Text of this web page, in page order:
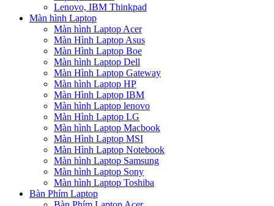
Lenovo, IBM Thinkpad
Màn hình Laptop
Màn hình Laptop Acer
Màn Hình Laptop Asus
Màn Hình Laptop Boe
Màn hình Laptop Dell
Màn Hình Laptop Gateway
Màn hình Laptop HP
Màn Hình Laptop IBM
Màn hình Laptop lenovo
Màn Hình Laptop LG
Màn hình Laptop Macbook
Màn Hình Laptop MSI
Màn Hình Laptop Notebook
Màn hình Laptop Samsung
Màn hình Laptop Sony
Màn hình Laptop Toshiba
Bàn Phím Laptop